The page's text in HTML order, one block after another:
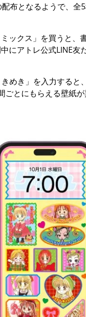
布となるようで、
ックス」を買うと、
にアトレ公式LINE
めき」を入力する
とにもらえる壁紙が